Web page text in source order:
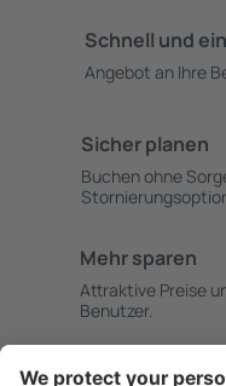
Schnell und
Angebot an Ihre
Sicher planen
Buchen ohne
Mehr sparen
Attraktive Preise
Benutzer.
Unterkünfte, die